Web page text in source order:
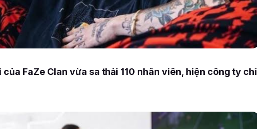
của FaZe Clan vừa sa thải 110 nhân viên, hiện công ty chỉ